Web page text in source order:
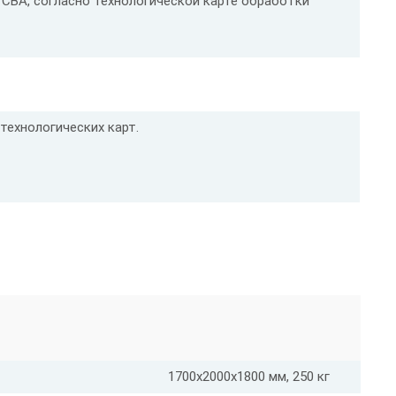
карт.
1700х2000х1800 мм, 250 кг